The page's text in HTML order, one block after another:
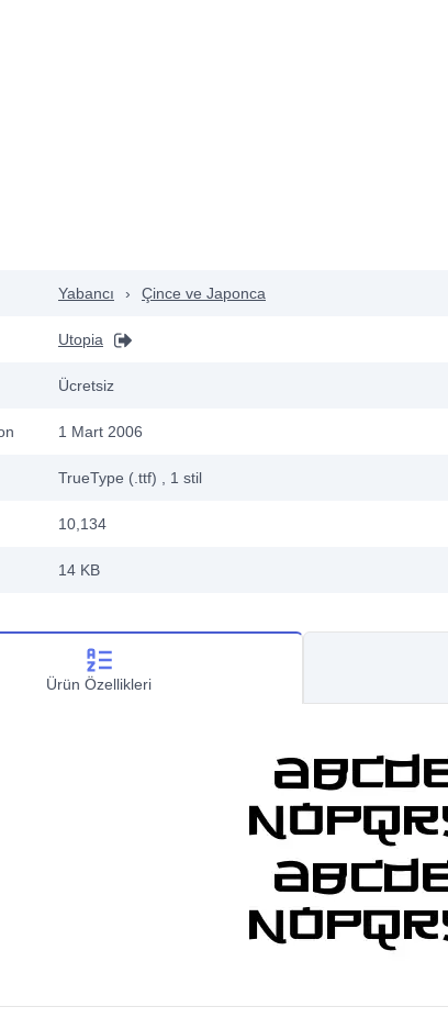
Yabancı › Çince ve Japonca
Utopia
Ücretsiz
1 Mart 2006
TrueType (.ttf) , 1 stil
10,134
14 KB
Ürün Özellikleri